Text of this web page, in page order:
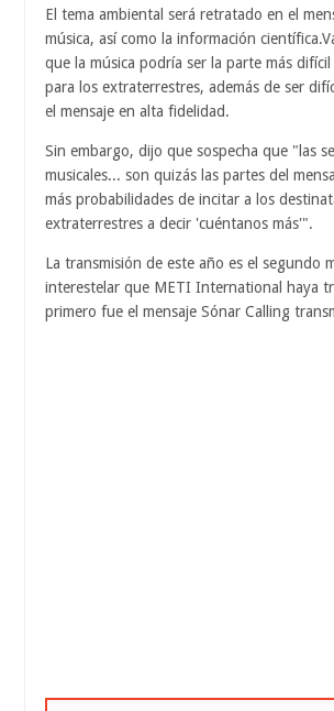
El tema ambiental será retratado en el
música, así como la información
que la música podría ser la parte más
para los extraterrestres, además de ser
el mensaje en alta fidelidad.
Sin embargo, dijo que sospecha que "las
musicales... son quizás las partes del
más probabilidades de incitar a los
extraterrestres a decir 'cuéntanos más'".
La transmisión de este año es el segundo
interestelar que METI International haya
primero fue el mensaje Sónar Calling